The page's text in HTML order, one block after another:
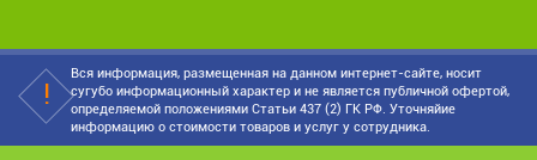
Вся информация, размещенная на данном интернет-сайте, носит
сугубо информационный характер и не является публичной офертой,
определяемой положениями Статьи 437 (2) ГК РФ. Уточняйие
информацию о стоимости товаров и услуг у сотрудника.